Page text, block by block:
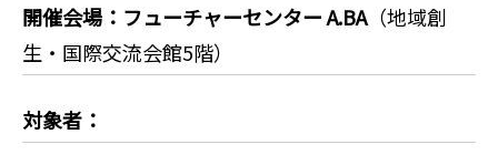
開催会場：フューチャーセンター A.BA（地域創
生・国際交流会館5階）
対象者：